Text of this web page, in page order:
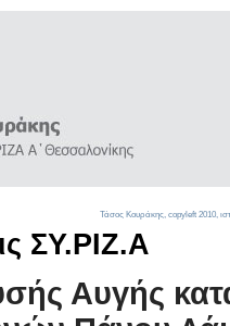
ΣΥ.ΡΙΖ.Α
Αυγής
Τάσος Κουράκης, copyleft 2010,